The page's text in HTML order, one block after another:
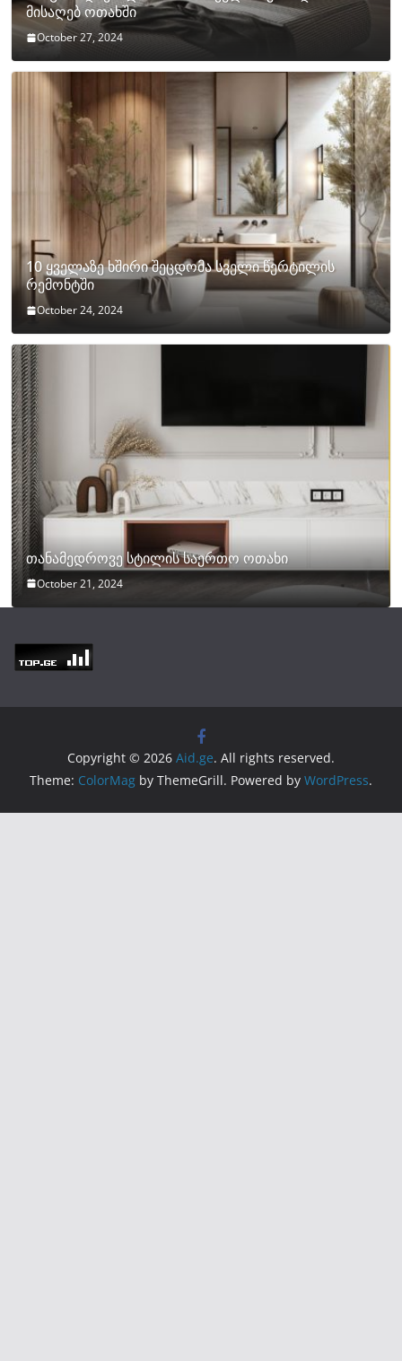
მისაღებ ოთახში
October 27, 2024
10 ყველაზე ხშირი შეცდომა სველი წერტილის
რემონტში
October 24, 2024
თანამედროვე სტილის საერთო ოთახი
October 21, 2024
Copyright © 2026 Aid.ge. All rights reserved.
Theme: ColorMag by ThemeGrill. Powered by WordPress.